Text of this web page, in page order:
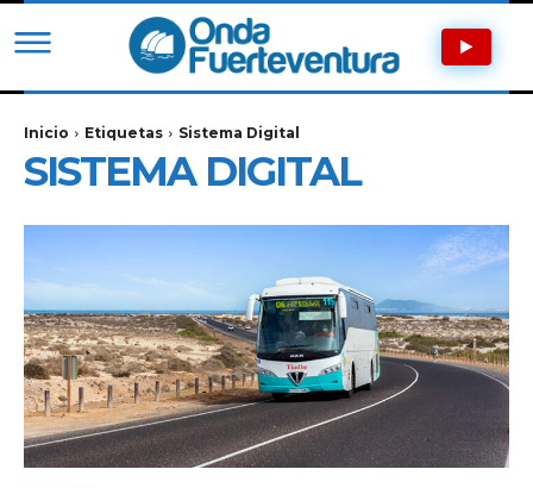
Inicio Etiquetas Sistema Digital
SISTEMA DIGITAL